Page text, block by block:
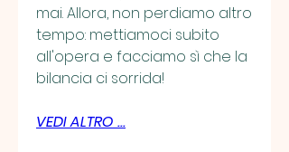
mai. Allora, non perdiamo altro
tempo: mettiamoci subito
all'opera e facciamo sì che la
bilancia ci sorrida!
VEDI ALTRO ...